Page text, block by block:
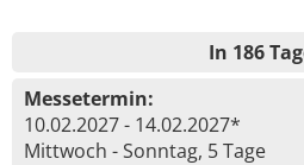
In 186
Messetermin:
10.02.2027 - 14.02.2027*
Mittwoch - Sonntag, 5 Tage